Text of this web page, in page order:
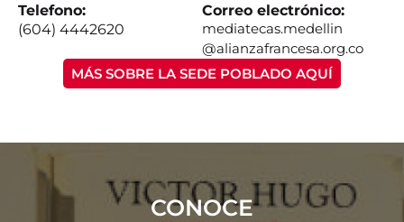
Telefono:
(604) 4442620
Correo electrónico:
mediatecas.medellin
@alianzafrancesa.org.co
MÁS SOBRE LA SEDE POBLADO AQUÍ
CONOCE